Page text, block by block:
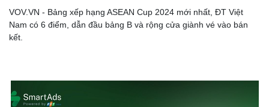
VOV.VN - Bảng xếp hạng ASEAN Cup 2024 mới nhất, ĐT Việt
Nam có 6 điểm, dẫn đầu bảng B và rộng cửa giành vé vào bán
kết.